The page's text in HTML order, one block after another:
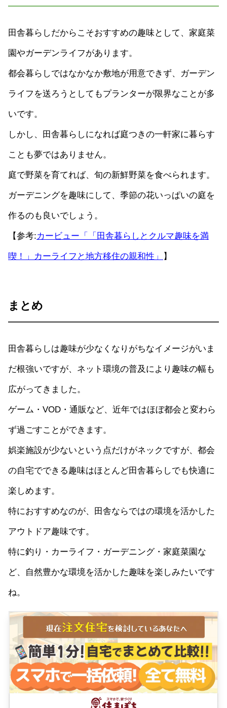
田舎暮らしだからこそおすすめの趣味として、家庭菜
園やガーデンライフがあります。
都会暮らしではなかなか敷地が用意できず、ガーデン
ライフを送ろうとしてもプランターが限界なことが多
いです。
しかし、田舎暮らしになれば庭つきの一軒家に暮らす
ことも夢ではありません。
庭で野菜を育てれば、旬の新鮮野菜を食べられます。
ガーデニングを趣味にして、季節の花いっぱいの庭を
作るのも良いでしょう。
【参考:カービュー「「田舎暮らしとクルマ趣味を満
喫！」カーライフと地方移住の親和性」 】
まとめ
田舎暮らしは趣味が少なくなりがちなイメージがいま
だ根強いですが、ネット環境の普及により趣味の幅も
広がってきました。
ゲーム・VOD・通販など、近年ではほぼ都会と変わら
ず過ごすことができます。
娯楽施設が少ないという点だけがネックですが、都会
の自宅でできる趣味はほとんど田舎暮らしでも快適に
楽しめます。
特におすすめなのが、田舎ならではの環境を活かした
アウトドア趣味です。
特に釣り・カーライフ・ガーデニング・家庭菜園な
ど、自然豊かな環境を活かした趣味を楽しみたいです
ね。